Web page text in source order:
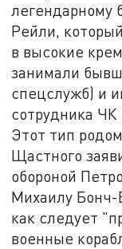
легендарному
Рейли,
в высокие
занимали
спецслужб) и
сотрудника ЧК
Этот тип
Щастного
обороной
Михаилу Бонч-
как следует
военные